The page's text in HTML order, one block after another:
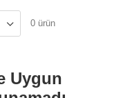
0 ürün